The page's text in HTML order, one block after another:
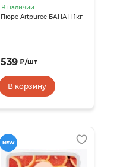
В наличии
Пюре Artpuree БАНАН 1кг
539 ₽/шт
В корзину
NEW